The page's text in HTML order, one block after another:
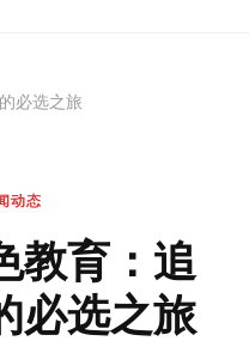
必选之旅
动态
教育：追
必选之旅